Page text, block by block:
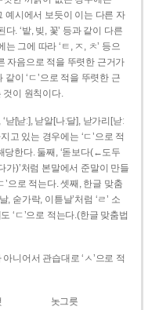
예시에서 보듯이 이는 다른 자
. ‘밭, 빚, 꽃’ 등과 같이 다른
그에 따라 ‘ㅌ, ㅈ, ㅊ’ 등으
자음으로 적을 뚜렷한 근거가
같이 ‘ㄷ’으로 적을 뚜렷한 근
것이 원칙이다.
낟[낟ː], 낟알[나ː달], 낟가리[낟ː
고 있는 경우에는 ‘ㄷ’으로 적
당한다. 둘째, ‘돋보다(←도두
)’처럼 본말에서 준말이 만들
’으로 적는다. 셋째, 한글 맞춤
숟가락, 이튿날’처럼 ‘ㄹ’ 소
‘ㄷ’으로 적는다.(한글 맞춤법
니어서 관습대로 ‘ㅅ’으로 적
놋그릇